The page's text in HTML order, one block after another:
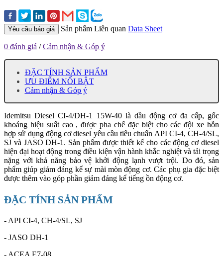
Yêu cầu báo giá Sản phẩm Liên quan Data Sheet
0 đánh giá /Cảm nhận & Góp ý
ĐẶC TÍNH SẢN PHẨM
ƯU ĐIỂM NỔI BẬT
Cảm nhận & Góp ý
Idemitsu Diesel CI-4/DH-1 15W-40 là dầu động cơ đa cấp, gốc
khoáng hiệu suất cao , được pha chế đặc biệt cho các đội xe hỗn
hợp sử dụng động cơ diesel yêu cầu tiêu chuẩn API CI-4, CH-4/SL,
SJ và JASO DH-1. Sản phẩm được thiết kế cho các động cơ diesel
hiện đại hoạt động trong điều kiện vận hành khắc nghiệt và tải trọng
nặng với khả năng bảo vệ khởi động lạnh vượt trội. Do đó, sản
phẩm giúp giảm đáng kể sự mài mòn động cơ. Các phụ gia đặc biệt
được thêm vào góp phần giảm đáng kể tiếng ồn động cơ.
ĐẶC TÍNH SẢN PHẨM
- API CI-4, CH-4/SL, SJ
- JASO DH-1